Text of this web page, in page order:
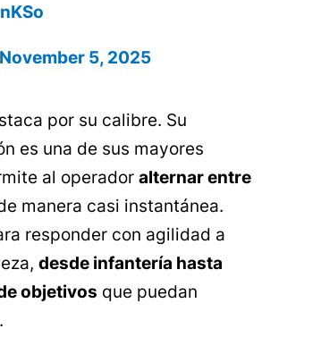
November 5, 2025
por su calibre. Su
es una de sus mayores
al operador alternar entre
manera casi instantánea.
responder con agilidad a
desde infantería hasta
objetivos que puedan